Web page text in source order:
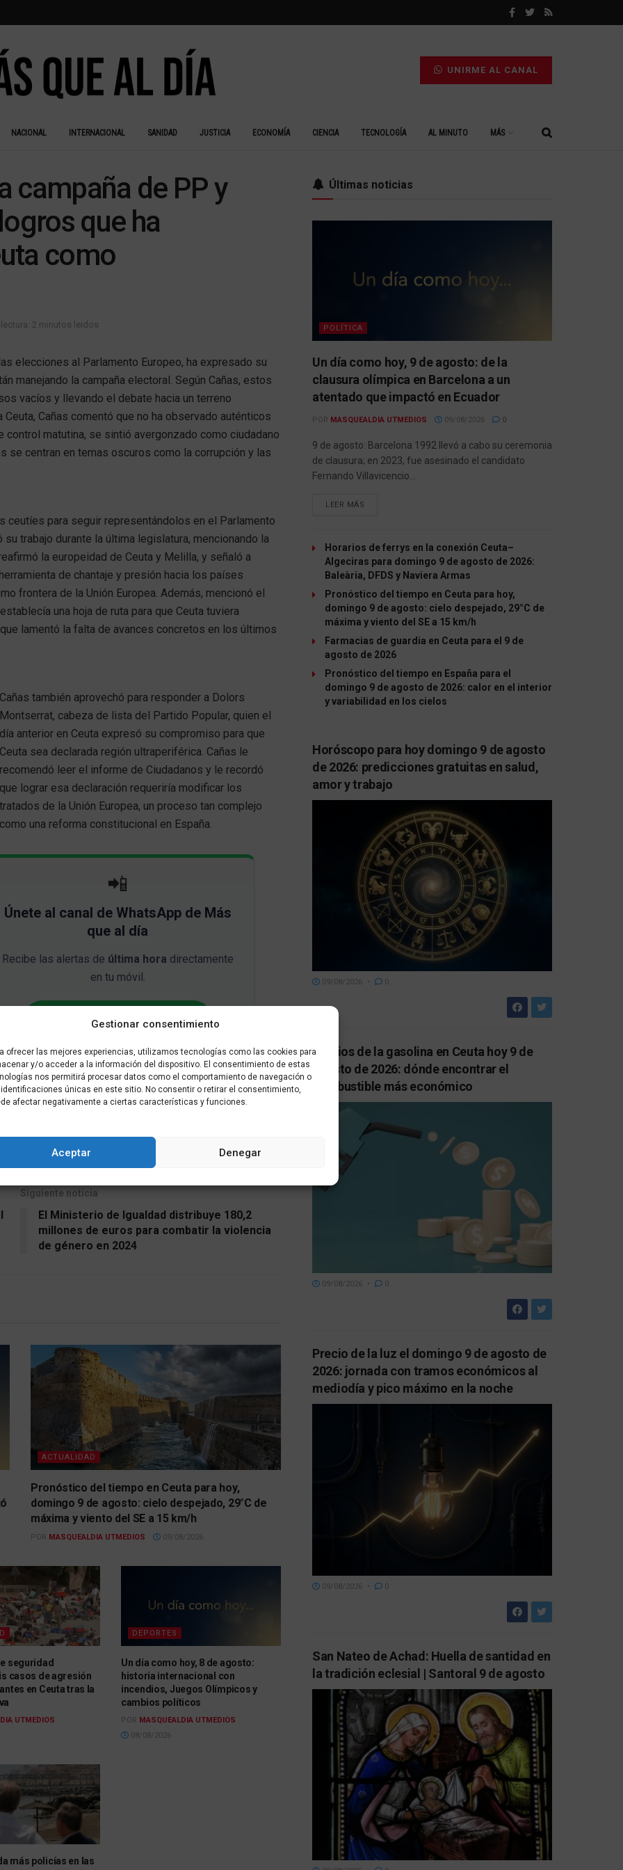
Gestionar consentimiento
ofrecer las mejores experiencias, utilizamos tecnologías como las cookies para
y/o acceder a la información del dispositivo. El consentimiento de estas
nos permitirá procesar datos como el comportamiento de navegación o
identificaciones únicas en este sitio. No consentir o retirar el consentimiento,
afectar negativamente a ciertas características y funciones.
Aceptar Denegar
UNIRME AL CANAL
NACIONAL INTERNACIONAL SANIDAD JUSTICIA ECONOMÍA CIENCIA TECNOLOGÍA AL MINUTO MÁS
campaña de PP y
que ha
como
2 minutos leidos
elecciones al Parlamento Europeo, ha expresado su
manejando la campaña electoral. Según Cañas, estos
vacíos y llevando el debate hacia un terreno
Cañas comentó que no ha observado auténticos
matutina, se sintió avergonzado como ciudadano
se centran en temas oscuros como la corrupción y las
ceutíes para seguir representándolos en el Parlamento
trabajo durante la última legislatura, mencionando la
la europeidad de Ceuta y Melilla, y señaló a
de chantaje y presión hacia los países
frontera de la Unión Europea. Además, mencionó el
una hoja de ruta para que Ceuta tuviera
lamentó la falta de avances concretos en los últimos
Cañas también aprovechó para responder a Dolors
Montserrat, cabeza de lista del Partido Popular, quien el
día anterior en Ceuta expresó su compromiso para que
Ceuta sea declarada región ultraperiférica. Cañas le
recomendó leer el informe de Ciudadanos y le recordó
que lograr esa declaración requeriría modificar los
tratados de la Unión Europea, un proceso tan complejo
como una reforma constitucional en España.
📲
Únete al canal de WhatsApp de Más
que al día
Recibe las alertas de última hora directamente
en tu móvil.
UNIRME GRATIS AL CANAL
Cañas
Siguiente noticia
El Ministerio de Igualdad distribuye 180,2
millones de euros para combatir la violencia
de género en 2024
ACTUALIDAD
Pronóstico del tiempo en Ceuta para hoy,
domingo 9 de agosto: cielo despejado, 29°C de
máxima y viento del SE a 15 km/h
POR MASQUEALDIA UTMEDIOS 09/08/2026
seguridad
casos de agresión
en Ceuta tras la
UTMEDIOS
DEPORTES
Un día como hoy, 8 de agosto:
historia internacional con
incendios, Juegos Olímpicos y
cambios políticos
POR MASQUEALDIA UTMEDIOS
08/08/2026
más policías en las
Últimas noticias
POLÍTICA
Un día como hoy, 9 de agosto: de la
clausura olímpica en Barcelona a un
atentado que impactó en Ecuador
POR MASQUEALDIA UTMEDIOS 09/08/2026 0
9 de agosto: Barcelona 1992 llevó a cabo su ceremonia
de clausura; en 2023, fue asesinado el candidato
Fernando Villavicencio...
LEER MÁS
Horarios de ferrys en la conexión Ceuta–
Algeciras para domingo 9 de agosto de 2026:
Baleària, DFDS y Naviera Armas
Pronóstico del tiempo en Ceuta para hoy,
domingo 9 de agosto: cielo despejado, 29°C de
máxima y viento del SE a 15 km/h
Farmacias de guardia en Ceuta para el 9 de
agosto de 2026
Pronóstico del tiempo en España para el
domingo 9 de agosto de 2026: calor en el interior
y variabilidad en los cielos
Horóscopo para hoy domingo 9 de agosto
de 2026: predicciones gratuitas en salud,
amor y trabajo
09/08/2026 0
Precios de la gasolina en Ceuta hoy 9 de
agosto de 2026: dónde encontrar el
combustible más económico
09/08/2026 0
Precio de la luz el domingo 9 de agosto de
2026: jornada con tramos económicos al
mediodía y pico máximo en la noche
09/08/2026 0
San Nateo de Achad: Huella de santidad en
la tradición eclesial | Santoral 9 de agosto